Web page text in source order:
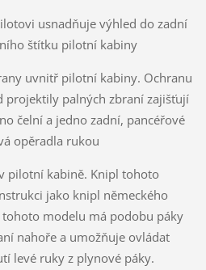
usnadňuje výhled do zadní
štítku pilotní kabiny
uvnitř pilotní kabiny. Ochranu
palných zbraní zajišťují
čelní a jedno zadní, pancéřové
opěradla rukou
pilotní kabině. Knipl tohoto
jako knipl německého
modelu má podobu páky
nahoře a umožňuje ovládat
levé ruky z plynové páky.